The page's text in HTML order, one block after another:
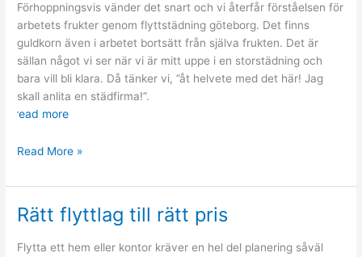
Förhoppningsvis vänder det snart och vi återfår förståelsen för
arbetets frukter genom flyttstädning göteborg. Det finns
guldkorn även i arbetet bortsätt från själva frukten. Det är
sällan något vi ser när vi är mitt uppe i en storstädning och
bara vill bli klara. Då tänker vi, ”åt helvete med det här! Jag
skall anlita en städfirma!”.
read more
Städa
hem
rekordtid
Read More »
Rätt flyttlag till rätt pris
Flytta ett hem eller kontor kräver en hel del planering såväl